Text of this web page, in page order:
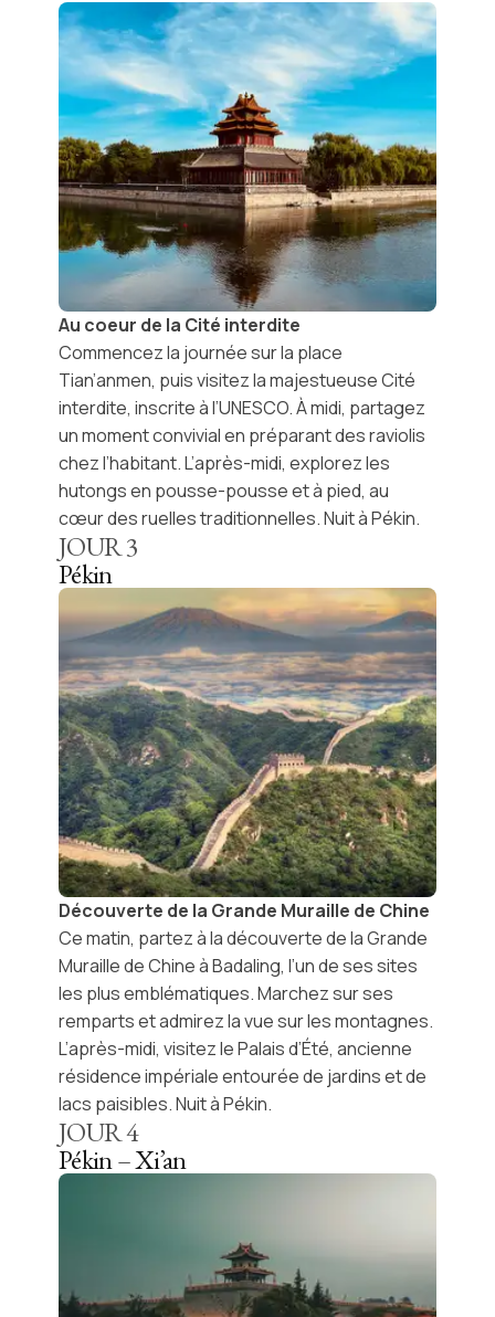
Au coeur de la Cité interdite
Commencez la journée sur la place
Tian’anmen, puis visitez la majestueuseCité
interdite, inscrite à l’UNESCO. À midi, partagez
un moment convivial en préparant des raviolis
chez l’habitant. L’après-midi, explorez les
hutongs en pousse-pousseet à pied, au
cœur des ruelles traditionnelles. Nuit à Pékin.
JOUR3
Pékin
Découverte de la Grande Muraille de Chine
Ce matin, partez à la découverte de laGrande
Muraille de Chineà Badaling, l’un de ses sites
les plus emblématiques. Marchez sur ses
remparts et admirez la vue sur les montagnes.
L’après-midi, visitez lePalais d’Été, ancienne
résidence impériale entourée de jardins et de
lacs paisibles. Nuit à Pékin.
JOUR4
Pékin – Xi’an